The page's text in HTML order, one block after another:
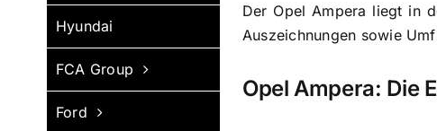
Hyundai
FCA Group
Ford
Der Opel Ampera liegt in
Auszeichnungen sowie
Opel Ampera: Die